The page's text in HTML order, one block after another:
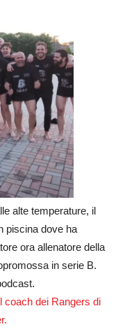
alte temperature, il
piscina dove ha
ora allenatore della
in serie B.
coach dei Rangers di